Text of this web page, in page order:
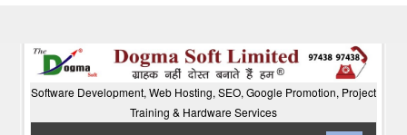
Software Development, Web Hosting, SEO, Google Promotion, Project
Training & Hardware Services